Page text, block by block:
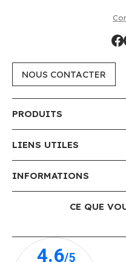
NOUS CONTACTER
PRODUITS
LIENS UTILES
INFORMATIONS
CE QUE